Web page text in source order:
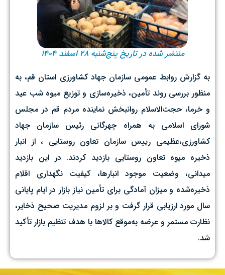
منتشر شده در تاریخ پنج‌شنبه ۲۸ اسفند ۱۴۰۴
به گزارش روابط عمومی سازمان جهاد کشاورزی استان قم، به
منظور بررسی روند تأمین، ذخیره‌سازی و توزیع میوه شب عید
و خرما، حجت‌الاسلام روانبخش نماینده مردم قم در مجلس
شورای اسلامی به همراه چهرگانی رئیس سازمان جهاد
کشاورزی،عظیمی رییس سازمان تعاون روستایی ، از انبار
ذخیره میوه تعاون روستایی بازدید کردند. در این بازدید
میدانی، وضعیت موجود انبارها، کیفیت نگهداری اقلام
ذخیره‌شده و میزان آمادگی برای تأمین نیاز بازار در ایام پایانی
سال مورد ارزیابی قرار گرفت و بر لزوم مدیریت صحیح ذخایر،
نظارت مستمر و عرضه به‌موقع کالاها با هدف تنظیم بازار تأکید
شد.